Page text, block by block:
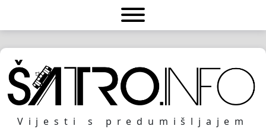
Vijesti s predumišljajem